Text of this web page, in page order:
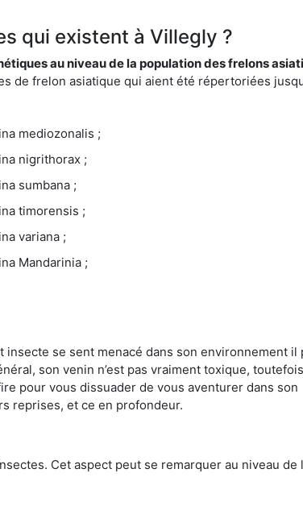
qui existent à Villegly ?
au niveau de la population des frelons
de frelon asiatique qui aient été répertoriées
mediozonalis ;
nigrithorax ;
sumbana ;
timorensis ;
variana ;
Mandarinia ;
insecte se sent menacé dans son environnement il
son venin n’est pas vraiment toxique,
pour vous dissuader de vous aventurer dans son
reprises, et ce en profondeur.
Cet aspect peut se remarquer au niveau de